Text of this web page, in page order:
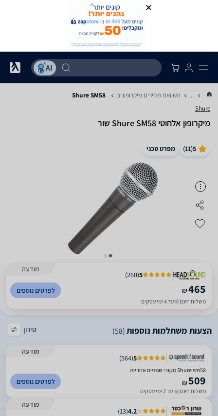
... השוואת מחירים מיקרופונים Shure SM58
Shure
‏מיקרופון אלחוטי Shure SM58 שור
5
(
11
) מפרט טכני
מודעה
5
(
260
)
₪465
משלוח חינם עד 4 ימי עסקים
לפרטים נוספים
הצעות משתלמות נוספות(58) סינון
מודעה
5
(
564
)
Shure sm58 מקורי שנתיים אחריות
509
₪
משלוח חינם עד 2 ימי עסקים
לפרטים נוספים
מודעה
4.2
(
13
)